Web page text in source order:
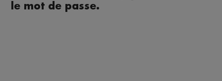
le mot de passe.